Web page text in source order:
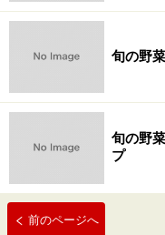
旬の野
旬の野
プ
前のページへ